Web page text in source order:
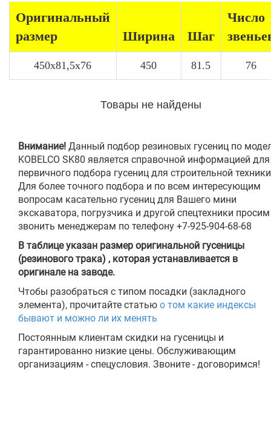
Оригинальный
размер
Ширина Шаг
Число
450x81,5x76 450 81.5 76
Товары не найдены
Внимание! Данный подбор резиновых гусениц по
KOBELCO SK80 является справочной информацией для
первичного подбора гусениц для строительной
Для более точного подбора и по всем интересующим
вопросам касательно гусениц для Вашего мини
экскаватора, погрузчика и другой спецтехники просим
звонить менеджерам по телефону +7-925-904-68-68
В таблице указан размер оригинальной гусеницы
(резинового трака) , которая устанавливается в
оригинале на заводе.
Чтобы разобраться с типом посадки (закладного
элемента), прочитайте статью о том какие индексы
бывают и можно ли их менять
Постоянным клиентам скидки на гусеницы и
гарантированно низкие цены. Обслуживающим
организациям - спецусловия. Звоните - договоримся!